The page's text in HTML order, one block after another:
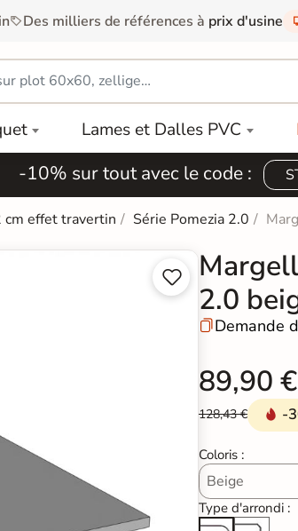
Des milliers de références à prix d'usine
Lames et Dalles PVC
-10% sur tout avec le code :
effet travertin Série Pomezia 2.0


2.0
Demande
89,90 €
128,43 € -
Coloris :
Type d'arrondi :
Arrondi